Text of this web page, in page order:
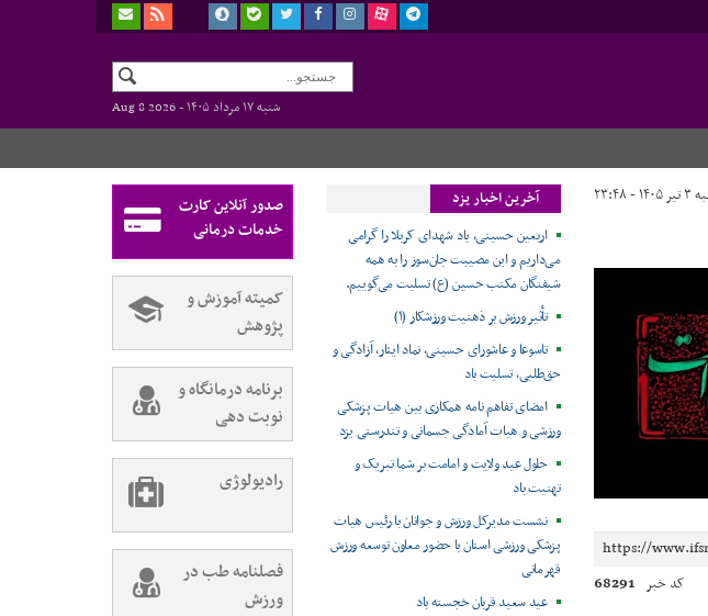
شنبه ۱۷ مرداد ۱۴۰۵ -
Aug 8 2026
- ۲۳:۴۸
کد خبر 68291
آخرین اخبار یزد
اربعین حسینی، یاد شهدای کربلا را گرامی
می‌داریم و این مصیبت جان‌سوز را به همه
شیفتگان مکتب حسین (ع) تسلیت می‌گوییم.
تأثیر ورزش بر ذهنیت ورزشکار (۱)
تاسوعا و عاشورای حسینی، نماد ایثار، آزادگی و
حق‌طلبی، تسلیت باد
امضای تفاهم نامه همکاری بین هیات پزشکی
ورزشی و هیات آمادگی جسمانی و تندرستی یزد
حلول عید ولایت و امامت بر شما تبریک و
تهنیت باد
نشست مدیرکل ورزش و جوانان با رئیس هیات
پزشکی ورزشی استان با حضور معاون توسعه ورزش
قهرمانی
عید سعید قربان خجسته باد
صدور آنلاین کارت
خدمات درمانی
کمیته آموزش و
پژوهش
برنامه درمانگاه و
نوبت دهی
رادیولوژی
فصلنامه طب در
ورزش